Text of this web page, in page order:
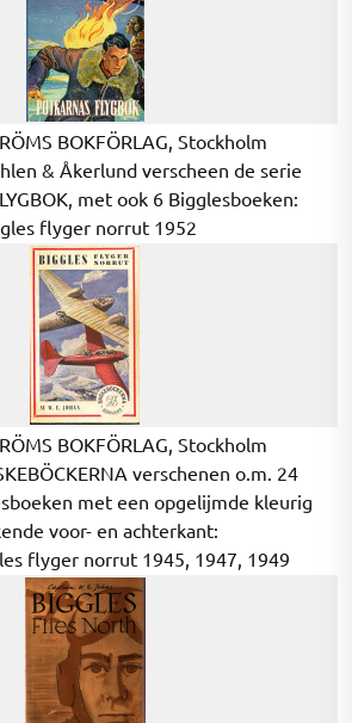
BOKFÖRLAG, Stockholm
& Åkerlund verscheen de serie
met ook 6 Bigglesboeken:
flyger norrut 1952
BOKFÖRLAG, Stockholm
verschenen o.m. 24
met een opgelijmde kleurig
voor- en achterkant:
flyger norrut 1945, 1947, 1949